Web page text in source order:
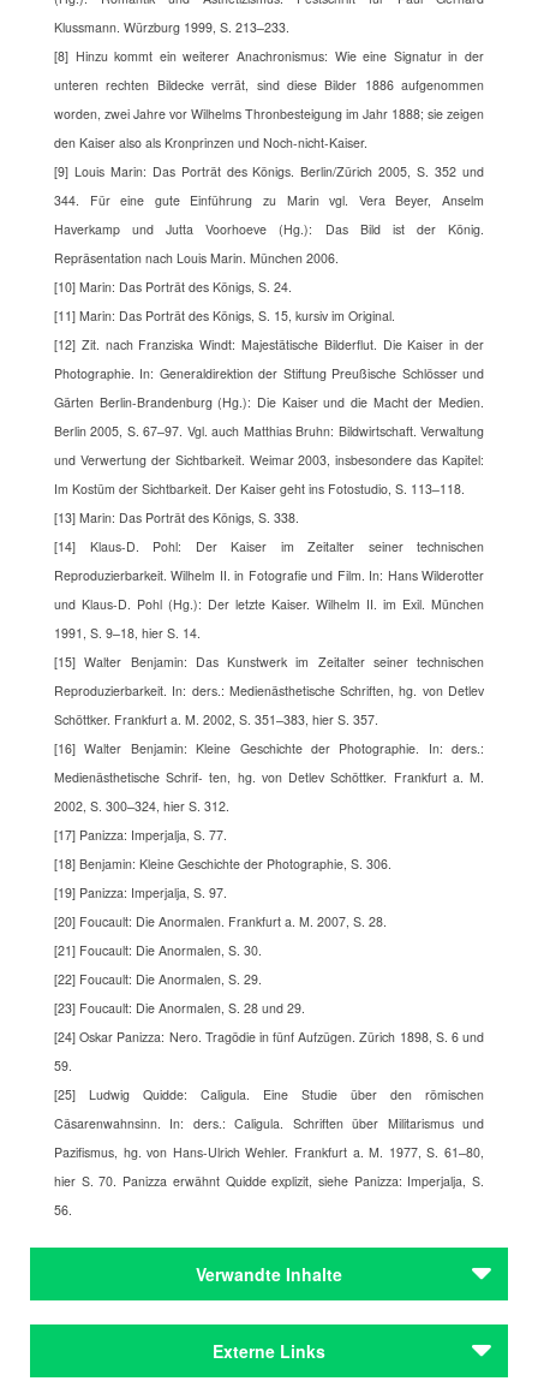
Klussmann. Würzburg 1999, S. 213–233.
[8] Hinzu kommt ein weiterer Anachronismus: Wie eine Signatur in der
unteren rechten Bildecke verrät, sind diese Bilder 1886 aufgenommen
worden, zwei Jahre vor Wilhelms Thronbesteigung im Jahr 1888; sie zeigen
den Kaiser also als Kronprinzen und Noch-nicht-Kaiser.
[9] Louis Marin: Das Porträt des Königs. Berlin/Zürich 2005, S. 352 und
344. Für eine gute Einführung zu Marin vgl. Vera Beyer, Anselm
Haverkamp und Jutta Voorhoeve (Hg.): Das Bild ist der König.
Repräsentation nach Louis Marin. München 2006.
[10] Marin: Das Porträt des Königs, S. 24.
[11] Marin: Das Porträt des Königs, S. 15, kursiv im Original.
[12] Zit. nach Franziska Windt: Majestätische Bilderflut. Die Kaiser in der
Photographie. In: Generaldirektion der Stiftung Preußische Schlösser und
Gärten Berlin-Brandenburg (Hg.): Die Kaiser und die Macht der Medien.
Berlin 2005, S. 67–97. Vgl. auch Matthias Bruhn: Bildwirtschaft. Verwaltung
und Verwertung der Sichtbarkeit. Weimar 2003, insbesondere das Kapitel:
Im Kostüm der Sichtbarkeit. Der Kaiser geht ins Fotostudio, S. 113–118.
[13] Marin: Das Porträt des Königs, S. 338.
[14] Klaus-D. Pohl: Der Kaiser im Zeitalter seiner technischen
Reproduzierbarkeit. Wilhelm II. in Fotografie und Film. In: Hans Wilderotter
und Klaus-D. Pohl (Hg.): Der letzte Kaiser. Wilhelm II. im Exil. München
1991, S. 9–18, hier S. 14.
[15] Walter Benjamin: Das Kunstwerk im Zeitalter seiner technischen
Reproduzierbarkeit. In: ders.: Medienästhetische Schriften, hg. von Detlev
Schöttker. Frankfurt a. M. 2002, S. 351–383, hier S. 357.
[16] Walter Benjamin: Kleine Geschichte der Photographie. In: ders.:
Medienästhetische Schrif- ten, hg. von Detlev Schöttker. Frankfurt a. M.
2002, S. 300–324, hier S. 312.
[17] Panizza: Imperjalja, S. 77.
[18] Benjamin: Kleine Geschichte der Photographie, S. 306.
[19] Panizza: Imperjalja, S. 97.
[20] Foucault: Die Anormalen. Frankfurt a. M. 2007, S. 28.
[21] Foucault: Die Anormalen, S. 30.
[22] Foucault: Die Anormalen, S. 29.
[23] Foucault: Die Anormalen, S. 28 und 29.
[24] Oskar Panizza: Nero. Tragödie in fünf Aufzügen. Zürich 1898, S. 6 und
59.
[25] Ludwig Quidde: Caligula. Eine Studie über den römischen
Cäsarenwahnsinn. In: ders.: Caligula. Schriften über Militarismus und
Pazifismus, hg. von Hans-Ulrich Wehler. Frankfurt a. M. 1977, S. 61–80,
hier S. 70. Panizza erwähnt Quidde explizit, siehe Panizza: Imperjalja, S.
56.
Verwandte Inhalte
Externe Links